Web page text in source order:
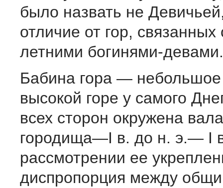
было назвать не
отличие от гор, связанных
летними богинями-девами.
Бабина гора —
высокой горе у самого
всех сторон окружена
городища—I в. до н. э.— I
рассмотрении ее
диспропорция между